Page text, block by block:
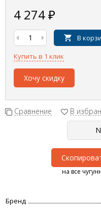
4 274₽
В
Купить в 1 клик
Хочу скидку
Сравнение В
на все
Бренд